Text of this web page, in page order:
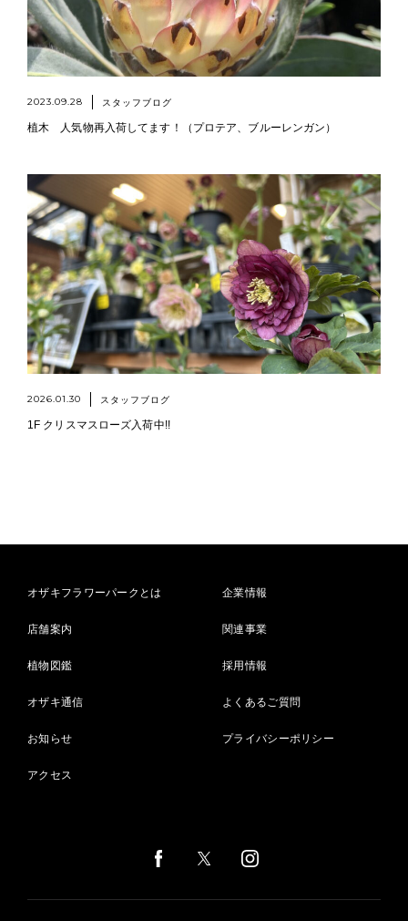
2023.09.28 スタッフブログ
植木 人気物再入荷してます！（プロテア、ブルーレンガン）
2026.01.30 スタッフブログ
1F クリスマスローズ入荷中!!
オザキフラワーパークとは
店舗案内
植物図鑑
オザキ通信
お知らせ
アクセス
企業情報
関連事業
採用情報
よくあるご質問
プライバシーポリシー